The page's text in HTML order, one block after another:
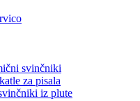
svinčniki
za pisala
iz plute